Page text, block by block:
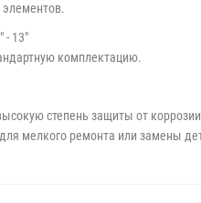
- 13"
комплектацию.
степень защиты от
мелкого ремонта или замены